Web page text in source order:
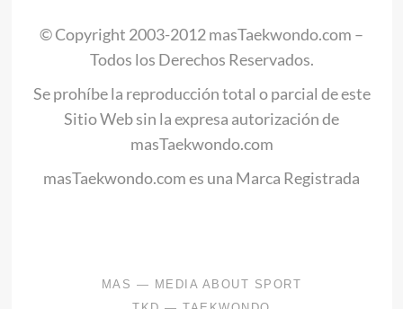
© Copyright 2003-2012 masTaekwondo.com –
Todos los Derechos Reservados.
Se prohíbe la reproducción total o parcial de este
Sitio Web sin la expresa autorización de
masTaekwondo.com
masTaekwondo.com es una Marca Registrada